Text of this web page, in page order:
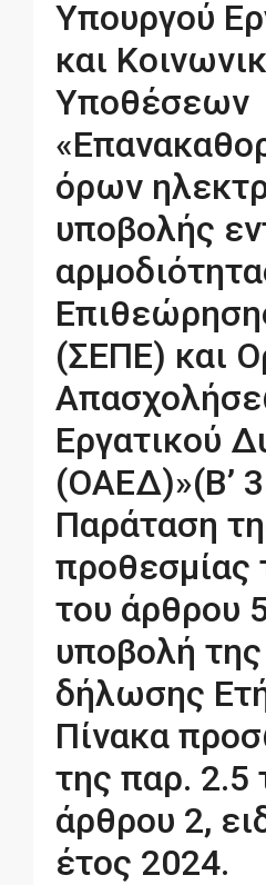
Υπουργού
και
Υποθέσεων
όρων
υποβολής
(ΣΕΠΕ) και
Εργατικού
(ΟΑΕΔ)»(Β’
Παράταση
προθεσμίας
του άρθρου
υποβολή
δήλωσης
Πίνακα
της παρ. 2.5
άρθρου 2,
έτος 2024.